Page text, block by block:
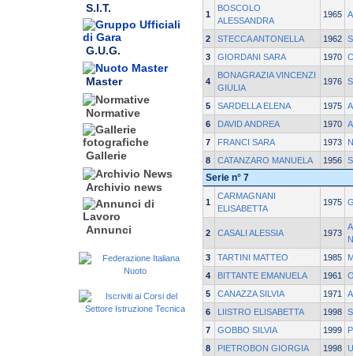
S.I.T.
G.U.G.
Master
Normative
Gallerie
Archivio news
Annunci
1
BOSCOLO
ALESSANDRA
1965
2 STECCA ANTONELLA 1962
3
GIORDANI SARA 1970
4
BONAGRAZIA VINCENZI
GIULIA
1976
5 SARDELLA ELENA 1975
6
DAVID ANDREA 1970
7
FRANCI SARA 1973
8
CATANZARO MANUELA 1956
Serie n° 7
1
CARMAGNANI
ELISABETTA
1975
2 CASALI ALESSIA 1973
3
TARTINI MATTEO 1985
4
BITTANTE EMANUELA 1961
5
CANAZZA SILVIA 1971
6
LIISTRO ELISABETTA 1998
7
GOBBO SILVIA 1999
8
PIETROBON GIORGIA 1998